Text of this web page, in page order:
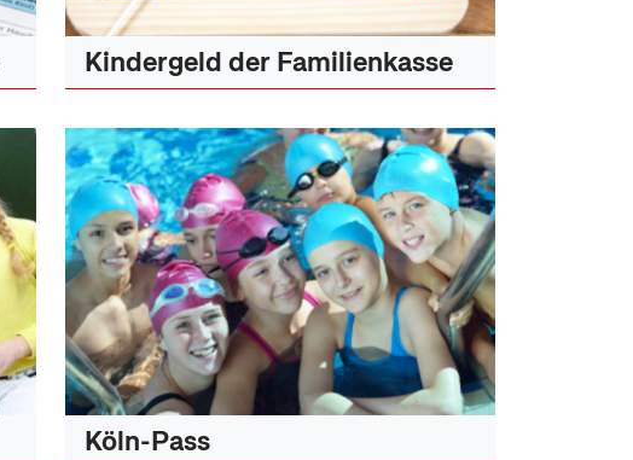
Kindergeld der Familienkasse
Köln-Pass